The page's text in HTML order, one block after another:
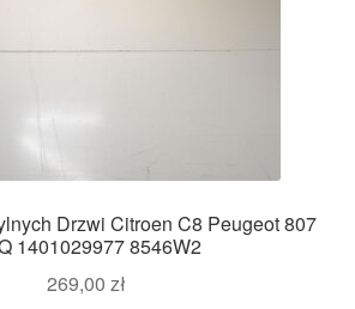
Drzwi Citroen C8 Peugeot 807
1401029977 8546W2
269,00 zł